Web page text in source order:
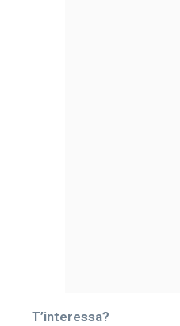
T’interessa?